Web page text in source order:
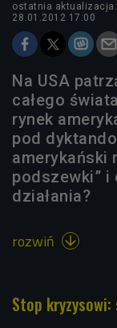
ostatnia aktualizacja:
28.01.2012 17:00
Na USA
całego
rynek
pod
amerykański
podszewki”
działania?
rozwiń 
Stop